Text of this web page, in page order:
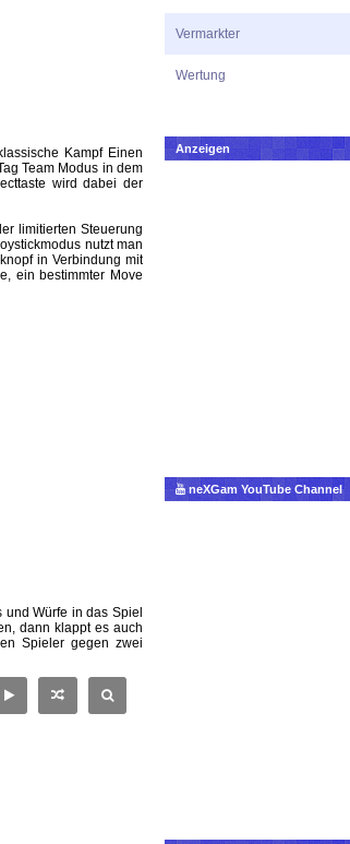
Kampf Einen
Team Modus in dem
wird dabei der
limitierten Steuerung
nutzt man
in Verbindung mit
ein bestimmter Move
Würfe in das Spiel
dann klappt es auch
Spieler gegen zwei
Vermarkter
Wertung
Anzeigen
neXGam YouTube Channel